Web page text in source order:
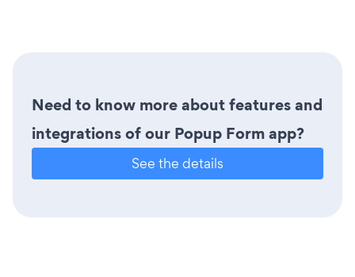
Need to know more about features and
integrations of our Popup Form app?
See the details